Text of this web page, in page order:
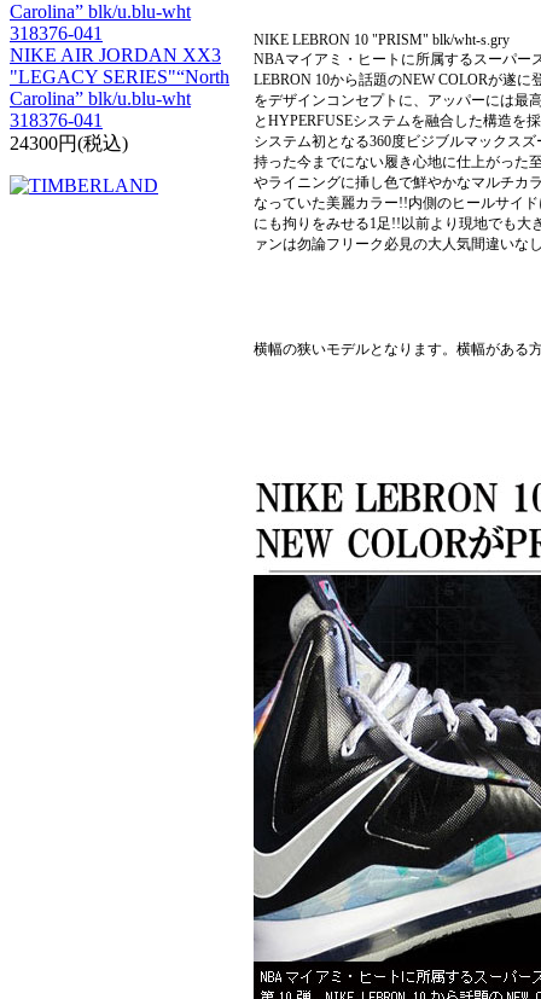
NIKE AIR JORDAN XX3
"LEGACY SERIES"“North
Carolina” blk/u.blu-wht
318376-041
24300円(税込)
NIKE LEBRON 10 "PRISM" blk/wht-s.gry
NBAマイアミ・ヒートに所属するスーパー
LEBRON 10から話題のNEW COLORが遂
をデザインコンセプトに、アッパーには最
とHYPERFUSEシステムを融合した構造を
システム初となる360度ビジブルマックス
持った今までにない履き心地に仕上がった
やライニングに挿し色で鮮やかなマルチカ
なっていた美麗カラー!!内側のヒールサイ
にも拘りをみせる1足!!以前より現地でも大
ァンは勿論フリーク必見の大人気間違いな
横幅の狭いモデルとなります。横幅がある